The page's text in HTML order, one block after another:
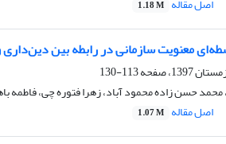
اصل مقاله 1.18 M
معنویت سازمانی در رابطه بین دین‌داری
113-130
محمد حسن زاده محمود آباد، زهرا فتوره چی، فاطمه
اصل مقاله 1.07 M